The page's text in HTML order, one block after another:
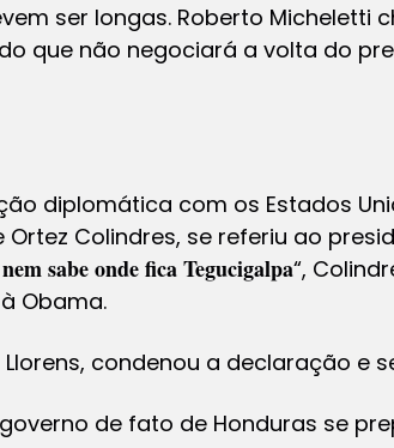
ser longas. Roberto Micheletti
que não negociará a volta do
diplomática com os Estados
Ortez Colindres, se referiu ao
sabe onde fica Tegucigalpa“,
Obama.
condenou a declaração e
de fato de Honduras se